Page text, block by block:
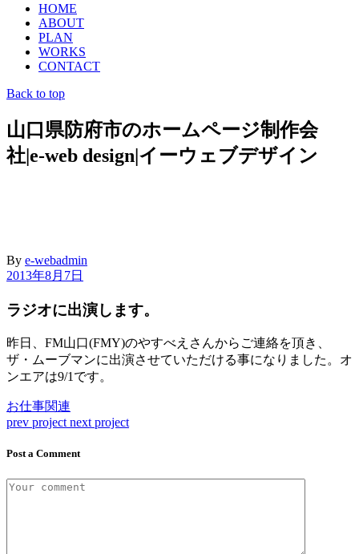
HOME
ABOUT
PLAN
WORKS
CONTACT
Back to top
山口県防府市のホームページ制作会
社|e-web design|イーウェブデザイン
By e-webadmin
2013年8月7日
ラジオに出演します。
昨日、FM山口(FMY)のやすべえさんからご連絡を頂き、
ザ・ムーブマンに出演させていただける事になりました。オ
ンエアは9/1です。
お仕事関連
prev project next project
Post a Comment